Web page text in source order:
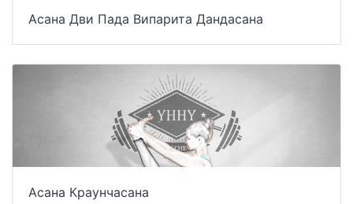
Асана Дви Пада Випарита Дандасана
Асана Краунчасана